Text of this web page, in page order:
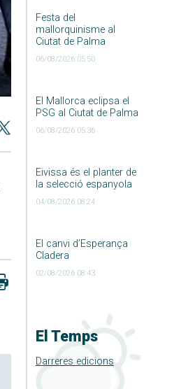
Festa del
mallorquinisme al
Ciutat de Palma
06/08/2026 05:50
El Mallorca eclipsa el
PSG al Ciutat de Palma
06/08/2026 05:36
Eivissa és el planter de
la selecció espanyola
04/08/2026 08:24
El canvi d’Esperança
Cladera
02/08/2026 08:43
El Temps
Darreres edicions